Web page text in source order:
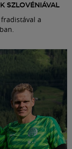
SZLOVÉNIÁVAL
a